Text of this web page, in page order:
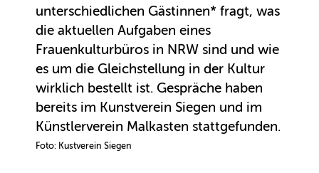
unterschiedlichen Gästinnen* fragt, was
die aktuellen Aufgaben eines
Frauenkulturbüros in NRW sind und wie
es um die Gleichstellung in der Kultur
wirklich bestellt ist. Gespräche haben
bereits im Kunstverein Siegen und im
Künstlerverein Malkasten stattgefunden.
Foto: Kustverein Siegen